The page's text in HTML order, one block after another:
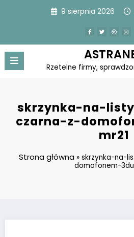
9 sierpnia 2026
Rzetelne firmy,
skrzynka-na-
czarna-z-
mr21
Strona główna» skrzynka-na-
domofonem-